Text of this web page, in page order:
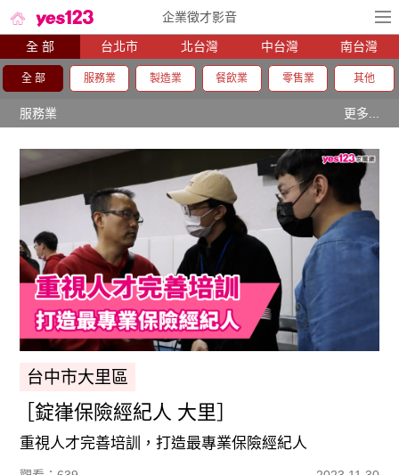
企業徵才影音
全 部 台北市 北台灣 中台灣 南台灣
全 部 服務業 製造業 餐飲業 零售業 其他
服務業 更多...
台中市大里區
［錠嵂保險經紀人 大里］
重視人才完善培訓，打造最專業保險經紀人